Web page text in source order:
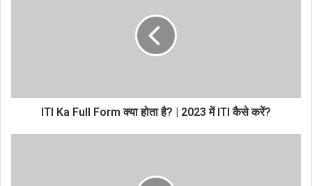
ITI Ka Full Form क्या होता है? | 2023 में ITI कैसे करें?